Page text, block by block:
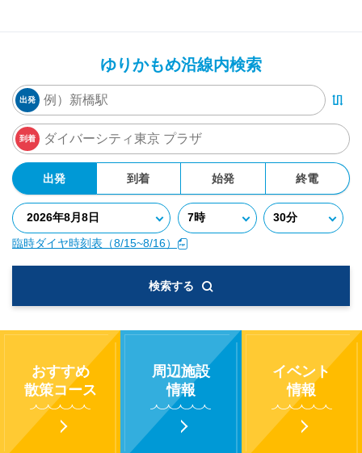
ゆりかもめ沿線内検索
出発
到着
出発 到着 始発 終電
臨時ダイヤ時刻表（8/15~8/16）
検索する
おすすめ
散策コース
周辺施設
情報
イベント
情報